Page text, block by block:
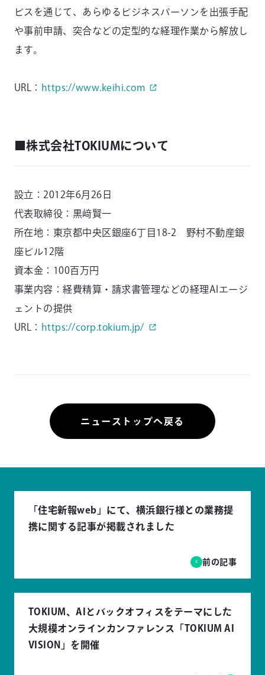
ビスを通じて、あらゆるビジネスパーソンを出張手配
や事前申請、突合などの定型的な経理作業から解放し
ます。
URL： https://www.keihi.com
■株式会社TOKIUMについて
設立：2012年6月26日
代表取締役：黒﨑賢一
所在地：東京都中央区銀座6丁目18-2 野村不動産銀
座ビル12階
資本金：100百万円
事業内容：経費精算・請求書管理などの経理AIエージ
ェントの提供
URL：
https://corp.tokium.jp/
ニューストップへ戻る
「住宅新報web」にて、横浜銀行様との業務提
携に関する記事が掲載されました
前の記事
TOKIUM、AIとバックオフィスをテーマにした
大規模オンラインカンファレンス「TOKIUM AI
VISION」を開催